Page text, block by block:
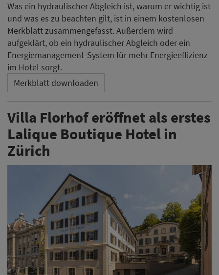
Was ein hydraulischer Abgleich ist, warum er wichtig ist
und was es zu beachten gilt, ist in einem kostenlosen
Merkblatt zusammengefasst. Außerdem wird
aufgeklärt, ob ein hydraulischer Abgleich oder ein
Energiemanagement-System für mehr Energieeffizienz
im Hotel sorgt.
Merkblatt downloaden
Villa Florhof eröffnet als erstes
Lalique Boutique Hotel in
Zürich